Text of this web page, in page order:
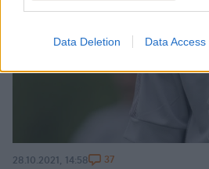
Data Deletion Data Access
28.10.2021, 14:58 37